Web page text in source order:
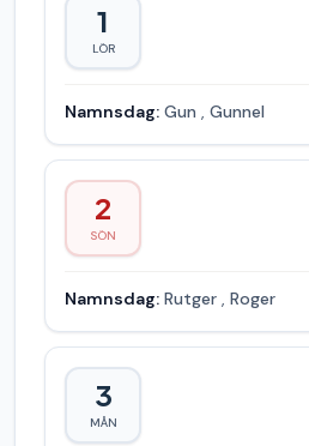
1
LÖR
Namnsdag: Gun , Gunnel
2
SÖN
Namnsdag: Rutger , Roger
3
MÅN